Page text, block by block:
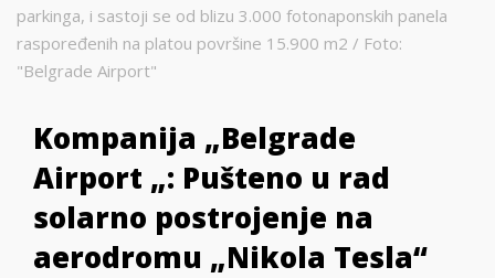
parkinga, i sastoji se od blizu 3.000 fotonaponskih panela
raspoređenih na platou površine 15.900 m2 / Foto:
"Belgrade Airport"
Kompanija „Belgrade
Airport „: Pušteno u rad
solarno postrojenje na
aerodromu „Nikola Tesla“